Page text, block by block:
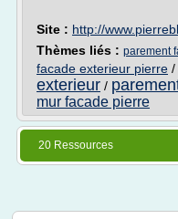
Site : http://
Thèmes liés : parement
facade exterieur pierre /
exterieur /
mur facade pierre
20 Ressources